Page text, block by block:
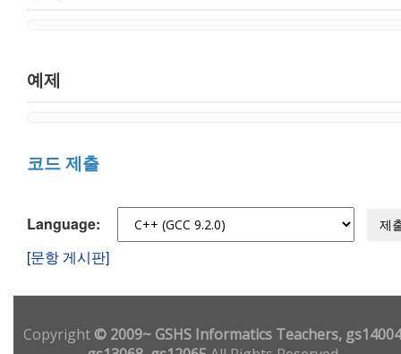
예제
코드 제출
Language: 제
[문항 게시판]
Copyright© 2009~ GSHS Informatics Teachers,